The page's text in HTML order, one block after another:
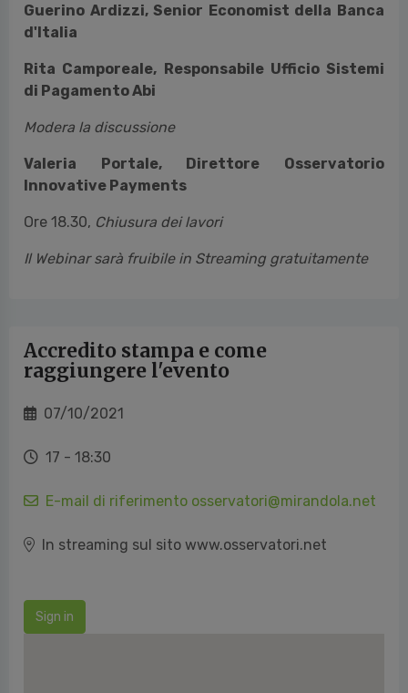
Guerino Ardizzi, Senior Economist della Banca
d'Italia
Rita Camporeale, Responsabile Ufficio Sistemi
di Pagamento Abi
Modera la discussione
Valeria Portale, Direttore Osservatorio
Innovative Payments
Ore 18.30, Chiusura dei lavori
Il Webinar sarà fruibile in Streaming gratuitamente
Accredito stampa e come
raggiungere l'evento
07/10/2021
17 - 18:30
E-mail di riferimento osservatori@mirandola.net
In streaming sul sito www.osservatori.net
Sign in